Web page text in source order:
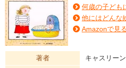
何歳の子ども
他にはどんな
Amazonで見
著者
キャスリー